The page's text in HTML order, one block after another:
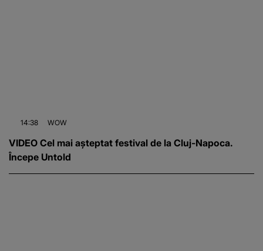
14:38 WOW
VIDEO Cel mai așteptat festival de la Cluj-Napoca.
Începe Untold